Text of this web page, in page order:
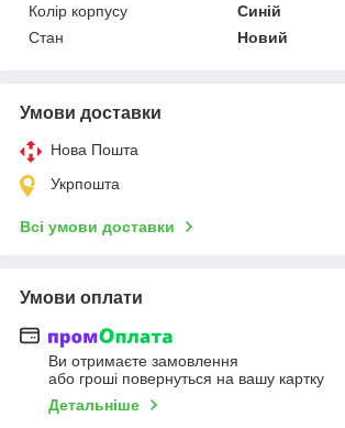
Колір корпусу
Синій
Стан
Новий
Умови доставки
Нова Пошта
Укрпошта
Всі умови доставки
Умови оплати
Ви отримаєте замовлення
або гроші повернуться на вашу картку
Детальніше